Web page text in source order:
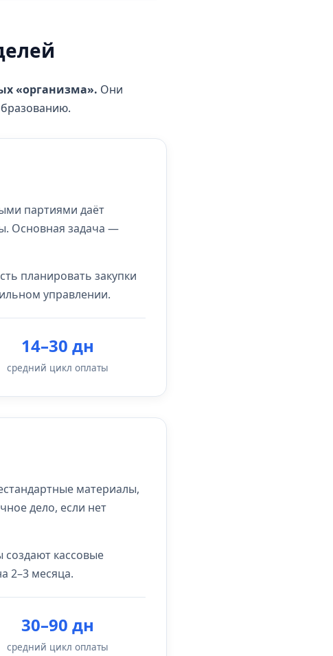
«организма». Они
партиями даёт
Основная задача —
планировать закупки
управлении.
14–30 дн
средний цикл оплаты
материалы,
дело, если нет
кассовые
2–3 месяца.
30–90 дн
средний цикл оплаты